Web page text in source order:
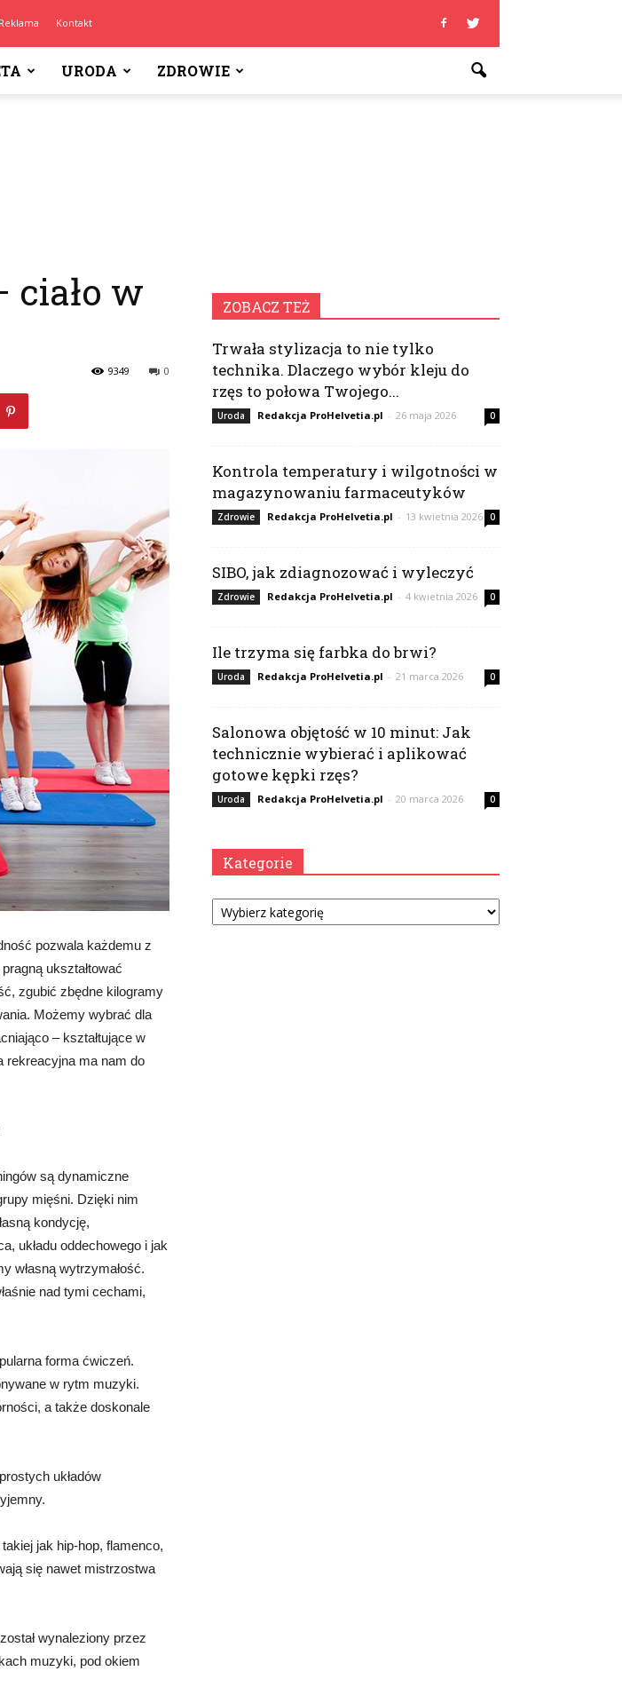
Reklama Kontakt
URODA ZDROWIE
w
0
9349
pozwala każdemu z
ukształtować
zgubić zbędne kilogramy
Możemy wybrać dla
– kształtujące w
rekreacyjna ma nam do
są dynamiczne
mięśni. Dzięki nim
kondycję,
układu oddechowego i jak
własną wytrzymałość.
nad tymi cechami,
forma ćwiczeń.
w rytm muzyki.
a także doskonale
układów
jak hip-hop, flamenco,
się nawet mistrzostwa
wynaleziony przez
muzyki, pod okiem
ZOBACZ TEŻ
Trwała stylizacja to nie tylko
technika. Dlaczego wybór kleju do
rzęs to połowa Twojego...
Uroda Redakcja ProHelvetia.pl - 26 maja 2026 0
Kontrola temperatury i wilgotności w
magazynowaniu farmaceutyków
Zdrowie Redakcja ProHelvetia.pl - 13 kwietnia 2026 0
SIBO, jak zdiagnozować i wyleczyć
Zdrowie Redakcja ProHelvetia.pl - 4 kwietnia 2026 0
Ile trzyma się farbka do brwi?
Uroda Redakcja ProHelvetia.pl - 21 marca 2026 0
Salonowa objętość w 10 minut: Jak
technicznie wybierać i aplikować
gotowe kępki rzęs?
Uroda Redakcja ProHelvetia.pl - 20 marca 2026 0
Kategorie
Kategorie